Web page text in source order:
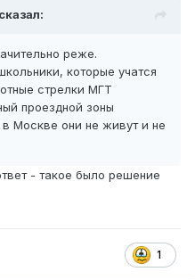
сказал:
реже.
которые учатся
стрелки МГТ
проездной зоны
Москве они не живут и не
- такое было решение
1